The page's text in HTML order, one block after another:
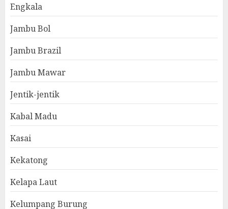
Engkala
Jambu Bol
Jambu Brazil
Jambu Mawar
Jentik-jentik
Kabal Madu
Kasai
Kekatong
Kelapa Laut
Kelumpang Burung